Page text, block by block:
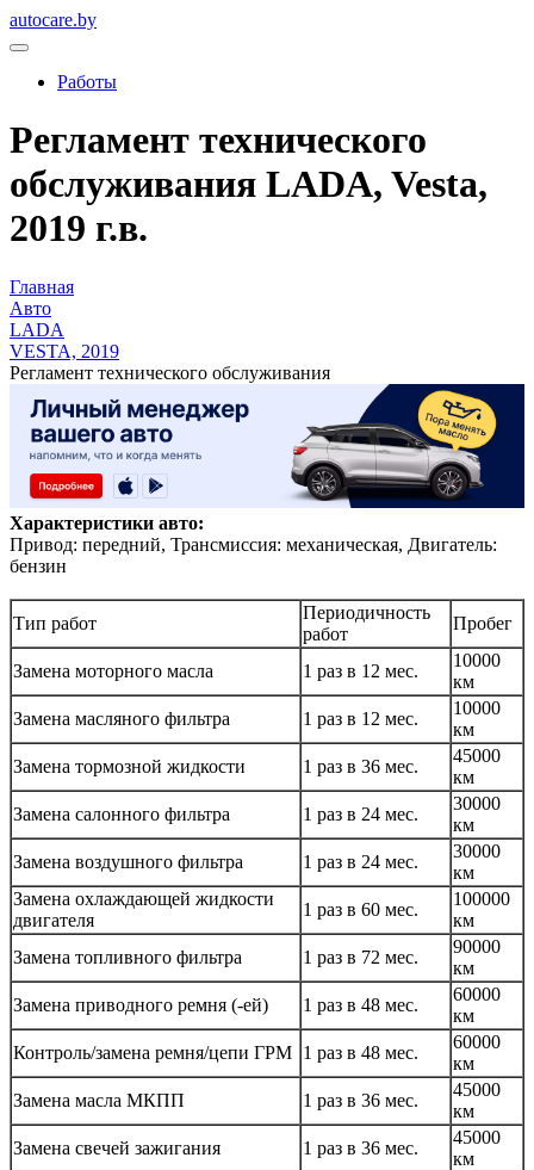
autocare.by
Работы
Регламент технического
обслуживания LADA, Vesta,
2019 г.в.
Главная
Авто
LADA
VESTA, 2019
Регламент технического обслуживания
Характеристики авто:
Привод: передний, Трансмиссия: механическая, Двигатель:
бензин
Тип работ
Периодичность
работ
Пробег
Замена моторного масла 1 раз в 12 мес.
10000
км
Замена масляного фильтра
1 раз в 12 мес.
10000
км
Замена тормозной жидкости
1 раз в 36 мес.
45000
км
Замена салонного фильтра
1 раз в 24 мес.
30000
км
Замена воздушного фильтра
1 раз в 24 мес.
30000
км
Замена охлаждающей жидкости
двигателя
1 раз в 60 мес.
100000
км
Замена топливного фильтра
1 раз в 72 мес.
90000
км
Замена приводного ремня (-ей)
1 раз в 48 мес.
60000
км
Контроль/замена ремня/цепи ГРМ 1 раз в 48 мес.
60000
км
Замена масла МКПП
1 раз в 36 мес.
45000
км
Замена свечей зажигания
1 раз в 36 мес.
45000
км